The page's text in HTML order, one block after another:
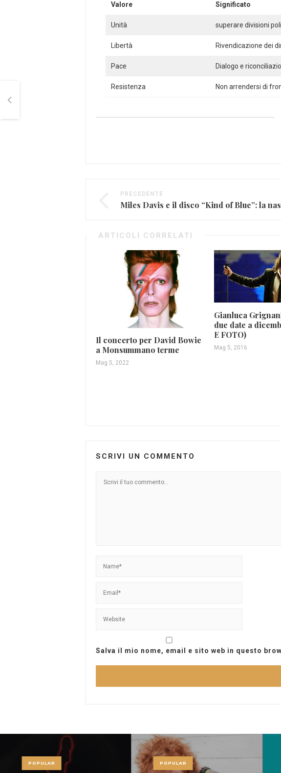
Valore Significato
Unità superare divisioni
Libertà Rivendicazione⁢ dei
Pace Dialogo e
Resistenza Non arrendersi di
PRECEDENTE
ARTICOLI CORRELATI
Il concerto per David Bowie
a Monsummano terme
Mag 5, 2022
Gianluca
due date a
E FOTO)
Mag 5, 2016
SCRIVI UN COMMENTO
Salva il mio nome, email e sito web in questo
POPULAR POPULAR